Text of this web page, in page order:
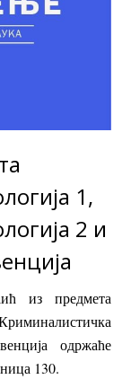
1,
2 и
из предмета
одржаће
130.